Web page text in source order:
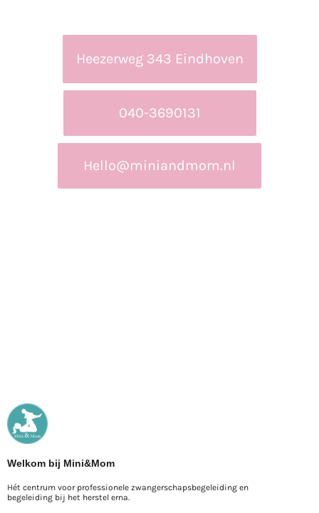
Heezerweg 343 Eindhoven
040-3690131
Hello@miniandmom.nl
Welkom bij Mini&Mom
Hét centrum voor professionele zwangerschapsbegeleiding en
begeleiding bij het herstel erna.